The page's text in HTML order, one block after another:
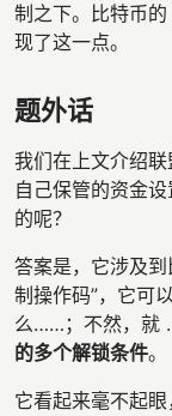
制之下。比特币
现了这一点。
题外话
我们在上文介绍
自己保管的资金
的呢？
答案是，它涉及
制操作码”，它可
么……；不然，就
的多个解锁条件。
它看起来毫不起